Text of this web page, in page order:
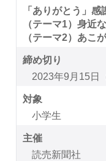
「ありがとう」感
（テーマ1）身近
（テーマ2）あこ
締め切り
2023年9月15日
対象
小学生
主催
読売新聞社